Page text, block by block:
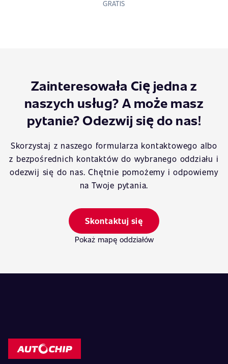
GRATIS
Zainteresowała Cię jedna z
naszych usług? A może masz
pytanie? Odezwij się do nas!
Skorzystaj z naszego formularza kontaktowego albo
z bezpośrednich kontaktów do wybranego oddziału i
odezwij się do nas. Chętnie pomożemy i odpowiemy
na Twoje pytania.
Skontaktuj się
Pokaż mapę oddziałów